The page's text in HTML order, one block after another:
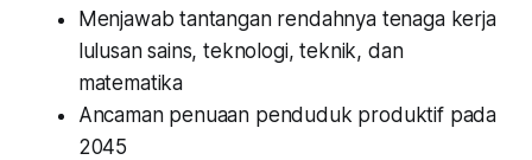
Menjawab tantangan rendahnya tenaga kerja
lulusan sains, teknologi, teknik, dan
matematika
Ancaman penuaan penduduk produktif pada
2045